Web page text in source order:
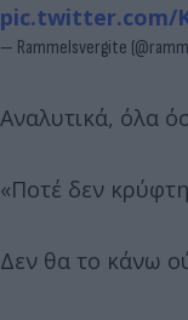
pic.twitter.com/
— Rammelsvergite
Αναλυτικά, όλα
«Ποτέ δεν
Δεν θα το κάνω